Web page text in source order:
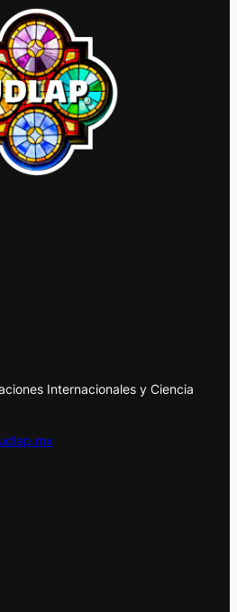
Internacionales y Ciencia